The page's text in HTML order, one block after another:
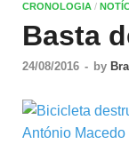
CRONOLOGIA /
Basta
24/08/2016 - by